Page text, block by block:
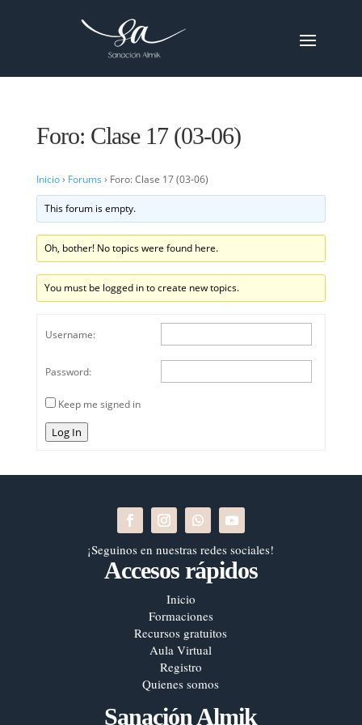
Foro: Clase 17 (03-06)
Inicio› Forums › Foro: Clase 17 (03-06)
This forum is empty.
Oh, bother! No topics were found here.
You must be logged in to create new topics.
Username:
Password:
Keep me signed in
Log In
¡Seguinos en nuestras redes sociales!
Accesos rápidos
Inicio
Formaciones
Recursos gratuitos
Aula Virtual
Registro
Quienes somos
Sanación Almik